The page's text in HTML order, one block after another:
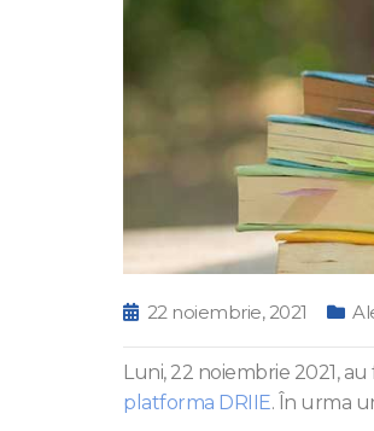
22 noiembrie, 2021
Luni, 22 noiembrie 2021,
platforma DRIIE. În urma